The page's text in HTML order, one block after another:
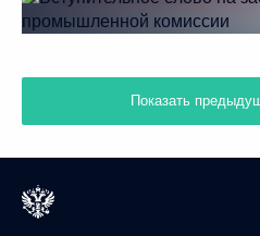
Показать